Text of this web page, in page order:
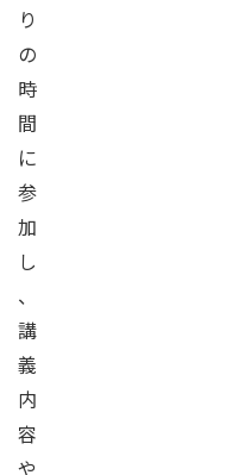
り
の
時
間
に
参
加
し
、
講
義
内
容
や